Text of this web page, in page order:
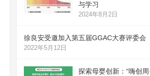
与学习
2024年8月2日
徐良安受邀加入第五届GGAC大赛评委会
2022年5月12日
探索母婴创新：“嗨创周·